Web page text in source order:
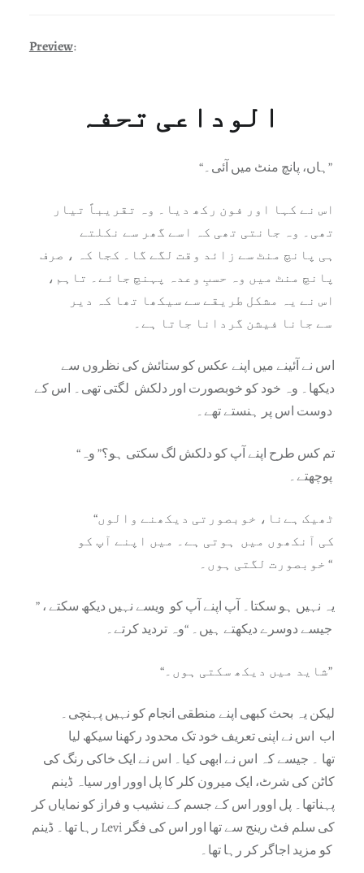
Preview:
الوداعی تحفہ
“ہاں، پانچ منٹ میں آئی۔”
تھی۔ وہ جانتی تھی کہ اسے گھر سے نکلتے
ہی پانچ منٹ سے زائد وقت لگے گا۔ کجا کہ ، صرف
پانچ منٹ میں وہ حسبِ وعدہ پہنچ جائے۔ تاہم،
اس نے یہ مشکل طریقے سے سیکھا تھا کہ دیر
سے جانا فیشن گردانا جاتا ہے۔
اس نے آئینے میں اپنے عکس کو ستائش کی نظروں سے
دیکھا۔ وہ خود کو خوبصورت اور دلکش لگتی تھی۔ اس کے
دوست اس پر ہنستے تھے۔
“تم کس طرح اپنے آپ کو دلکش لگ سکتی ہو؟” وہ
پوچھتے۔
“ٹھیک ہےنا، خوبصورتی دیکھنے والوں
کی آنکھوں میں ہوتی ہے۔ میں اپنے آپ کو
خوبصورت لگتی ہوں۔ “
” یہ نہیں ہو سکتا۔ آپ اپنے آپ کو ویسے نہیں دیکھ سکتے ،
جیسے دوسرے دیکھتے ہیں۔ “وہ تردید کرتے۔
“شاید میں دیکھ سکتی ہوں۔”
لیکن یہ بحث کبھی اپنے منطقی انجام کو نہیں پہنچی۔
اب اس نے اپنی تعریف خود تک محدود رکھنا سیکھ لیا
تھا ۔ جیسے کہ اس نے ابھی کیا۔ اس نے ایک خاکی رنگ کی
کاٹن کی شرٹ، ایک میرون کلر کا پل اوور اور سیاہ ڈینم
پہناتھا۔ پل اوور اس کے جسم کے نشیب و فراز کو نمایاں کر
رہا تھا۔ ڈینم Levi کی سلم فٹ رینج سے تھا اور اس کی فگر
کو مزید اجاگر کر رہا تھا۔